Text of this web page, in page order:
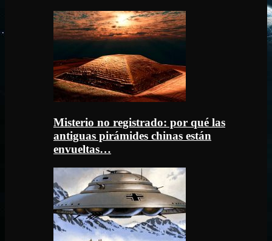
Misterio no registrado: por qué las
antiguas pirámides chinas están
envueltas…